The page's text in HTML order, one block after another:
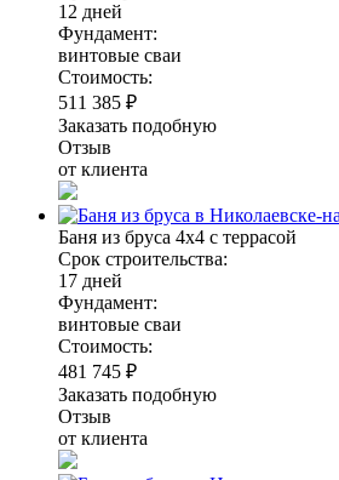
12 дней
Фундамент:
винтовые сваи
Стоимость:
511 385 ₽
Заказать подобную
Отзыв
от клиента
Баня из бруса 4х4 с террасой
Срок строительства:
17 дней
Фундамент:
винтовые сваи
Стоимость:
481 745 ₽
Заказать подобную
Отзыв
от клиента